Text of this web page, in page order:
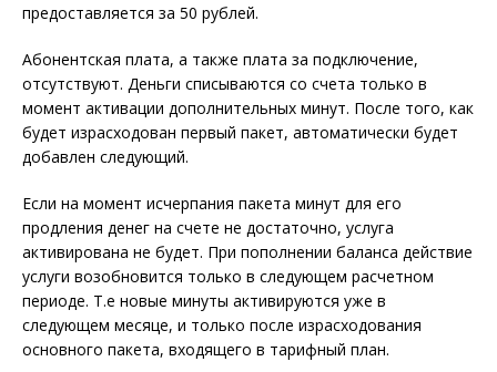
предоставляется за 50 рублей.
Абонентская плата, а также плата за подключение,
отсутствуют. Деньги списываются со счета только в
момент активации дополнительных минут. После того, как
будет израсходован первый пакет, автоматически будет
добавлен следующий.
Если на момент исчерпания пакета минут для его
продления денег на счете не достаточно, услуга
активирована не будет. При пополнении баланса действие
услуги возобновится только в следующем расчетном
периоде. Т.е новые минуты активируются уже в
следующем месяце, и только после израсходования
основного пакета, входящего в тарифный план.